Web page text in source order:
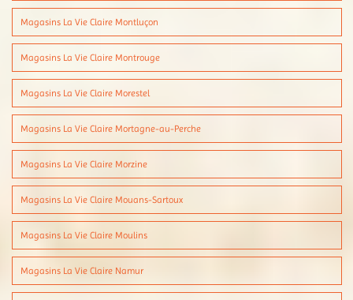
Magasins La Vie Claire Montluçon
Magasins La Vie Claire Montrouge
Magasins La Vie Claire Morestel
Magasins La Vie Claire Mortagne-au-Perche
Magasins La Vie Claire Morzine
Magasins La Vie Claire Mouans-Sartoux
Magasins La Vie Claire Moulins
Magasins La Vie Claire Namur